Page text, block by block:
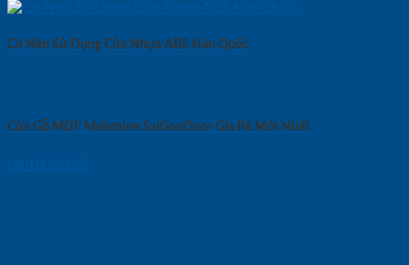
Có Nên Sử Dụng Cửa Nhựa ABS Hàn Quốc
Cửa Gỗ MDF Melamine SaiGonDoor Gía Rẻ Mới Nhất
08/01/2025